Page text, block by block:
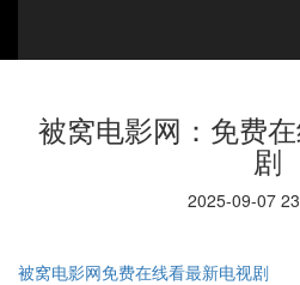
被窝电影网：免费
剧
2025-09-07
被窝电影网免费在线看最新电视剧